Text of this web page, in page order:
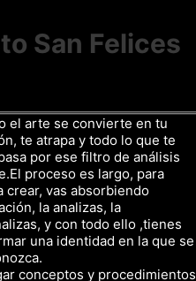
San Felices
el arte se convierte en tu
te atrapa y todo lo que te
por ese filtro de análisis
proceso es largo, para
crear, vas absorbiendo
la analizas, la
y con todo ello ,tienes
una identidad en la que se
conceptos y procedimientos